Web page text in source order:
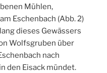
Mühlen,
Eschenbach (Abb. 2)
dieses Gewässers
Wolfsgruben über
nach
den Eisack mündet.